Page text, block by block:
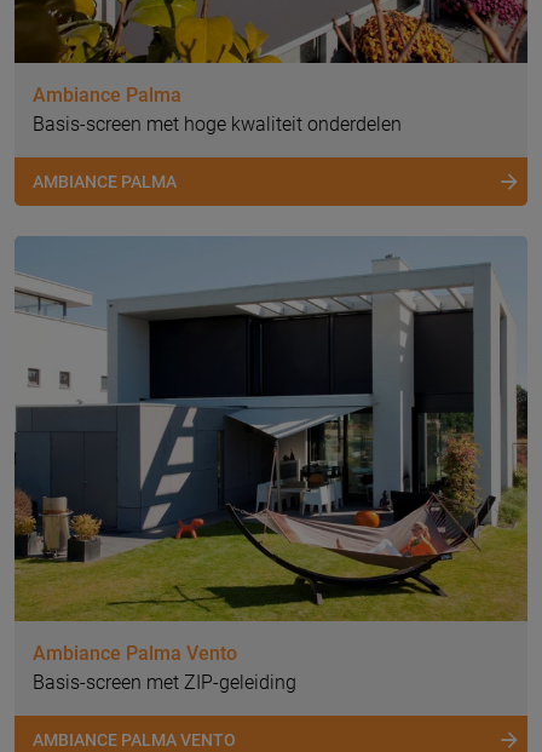
Ambiance Palma
Basis-screen met hoge kwaliteit onderdelen
AMBIANCE PALMA
Ambiance Palma Vento
Basis-screen met ZIP-geleiding
AMBIANCE PALMA VENTO